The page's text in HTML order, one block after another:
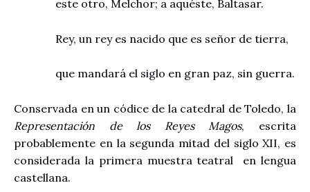
este otro, Melchor; a aquéste, Baltasar.
Rey, un rey es nacido que es señor de tierra,
que mandará el siglo en gran paz, sin guerra.
Conservada en un códice de la catedral de Toledo, la
Representación de los Reyes Magos, escrita
probablemente en la segunda mitad del siglo XII, es
considerada la primera muestra teatral
en lengua
castellana.